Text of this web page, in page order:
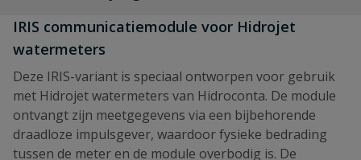
IRIS communicatiemodule voor Hidrojet
watermeters
Deze IRIS-variant is speciaal ontworpen voor gebruik
met Hidrojet watermeters van Hidroconta. De module
ontvangt zijn meetgegevens via een bijbehorende
draadloze impulsgever, waardoor fysieke bedrading
tussen de meter en de module overbodig is. De